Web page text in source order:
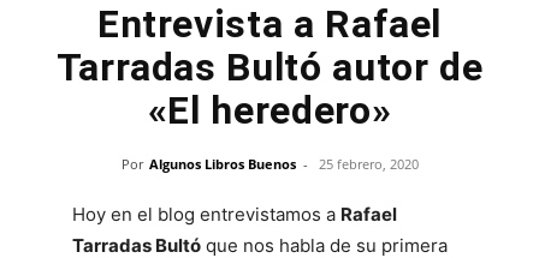
Entrevista a Rafael
Tarradas Bultó autor de
«El heredero»
Por Algunos Libros Buenos - 25 febrero, 2020
Hoy en el blog entrevistamos a Rafael
Tarradas Bultó que nos habla de su primera